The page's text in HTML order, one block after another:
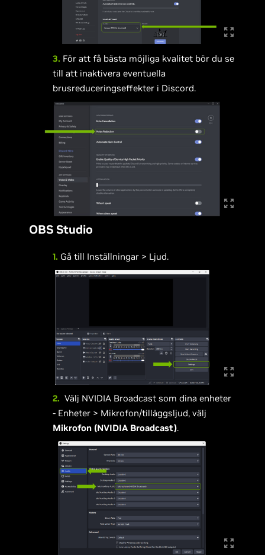
3. För att få bästa möjliga kvalitet bör du se
till att inaktivera eventuella
brusreduceringseffekter i Discord.
OBS Studio
1. Gå till Inställningar > Ljud.
2. Välj NVIDIA Broadcast som dina enheter
- Enheter > Mikrofon/tilläggsljud, välj
Mikrofon (NVIDIA Broadcast).